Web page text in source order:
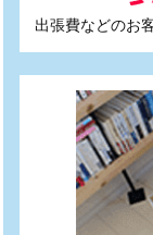
出張費などのお